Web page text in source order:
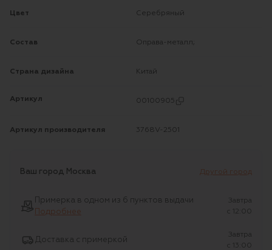
Цвет Серебряный
Состав Оправа-металл;
Страна дизайна Китай
Артикул 00100905
Артикул производителя 3768V-2501
Ваш город Москва Другой город
Примерка в одном из 6 пунктов выдачи
Подробнее
Завтра
c 12:00
Доставка с примеркой
Завтра
c 13:00